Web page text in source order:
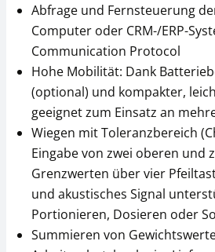
CHF 41,83 inkl. Mwst.
Dot-Matrix Drucker
KERN YKG-01
CHF 531,00
Abfrage und Fernsteuerung
Computer oder CRM-/ERP-
Communication Protocol
Hohe Mobilität: Dank
(optional) und kompakter,
geeignet zum Einsatz an
Wiegen mit Toleranzbereich
Eingabe von zwei oberen und
Grenzwerten über vier
und akustisches Signal
Portionieren, Dosieren oder
Summieren von